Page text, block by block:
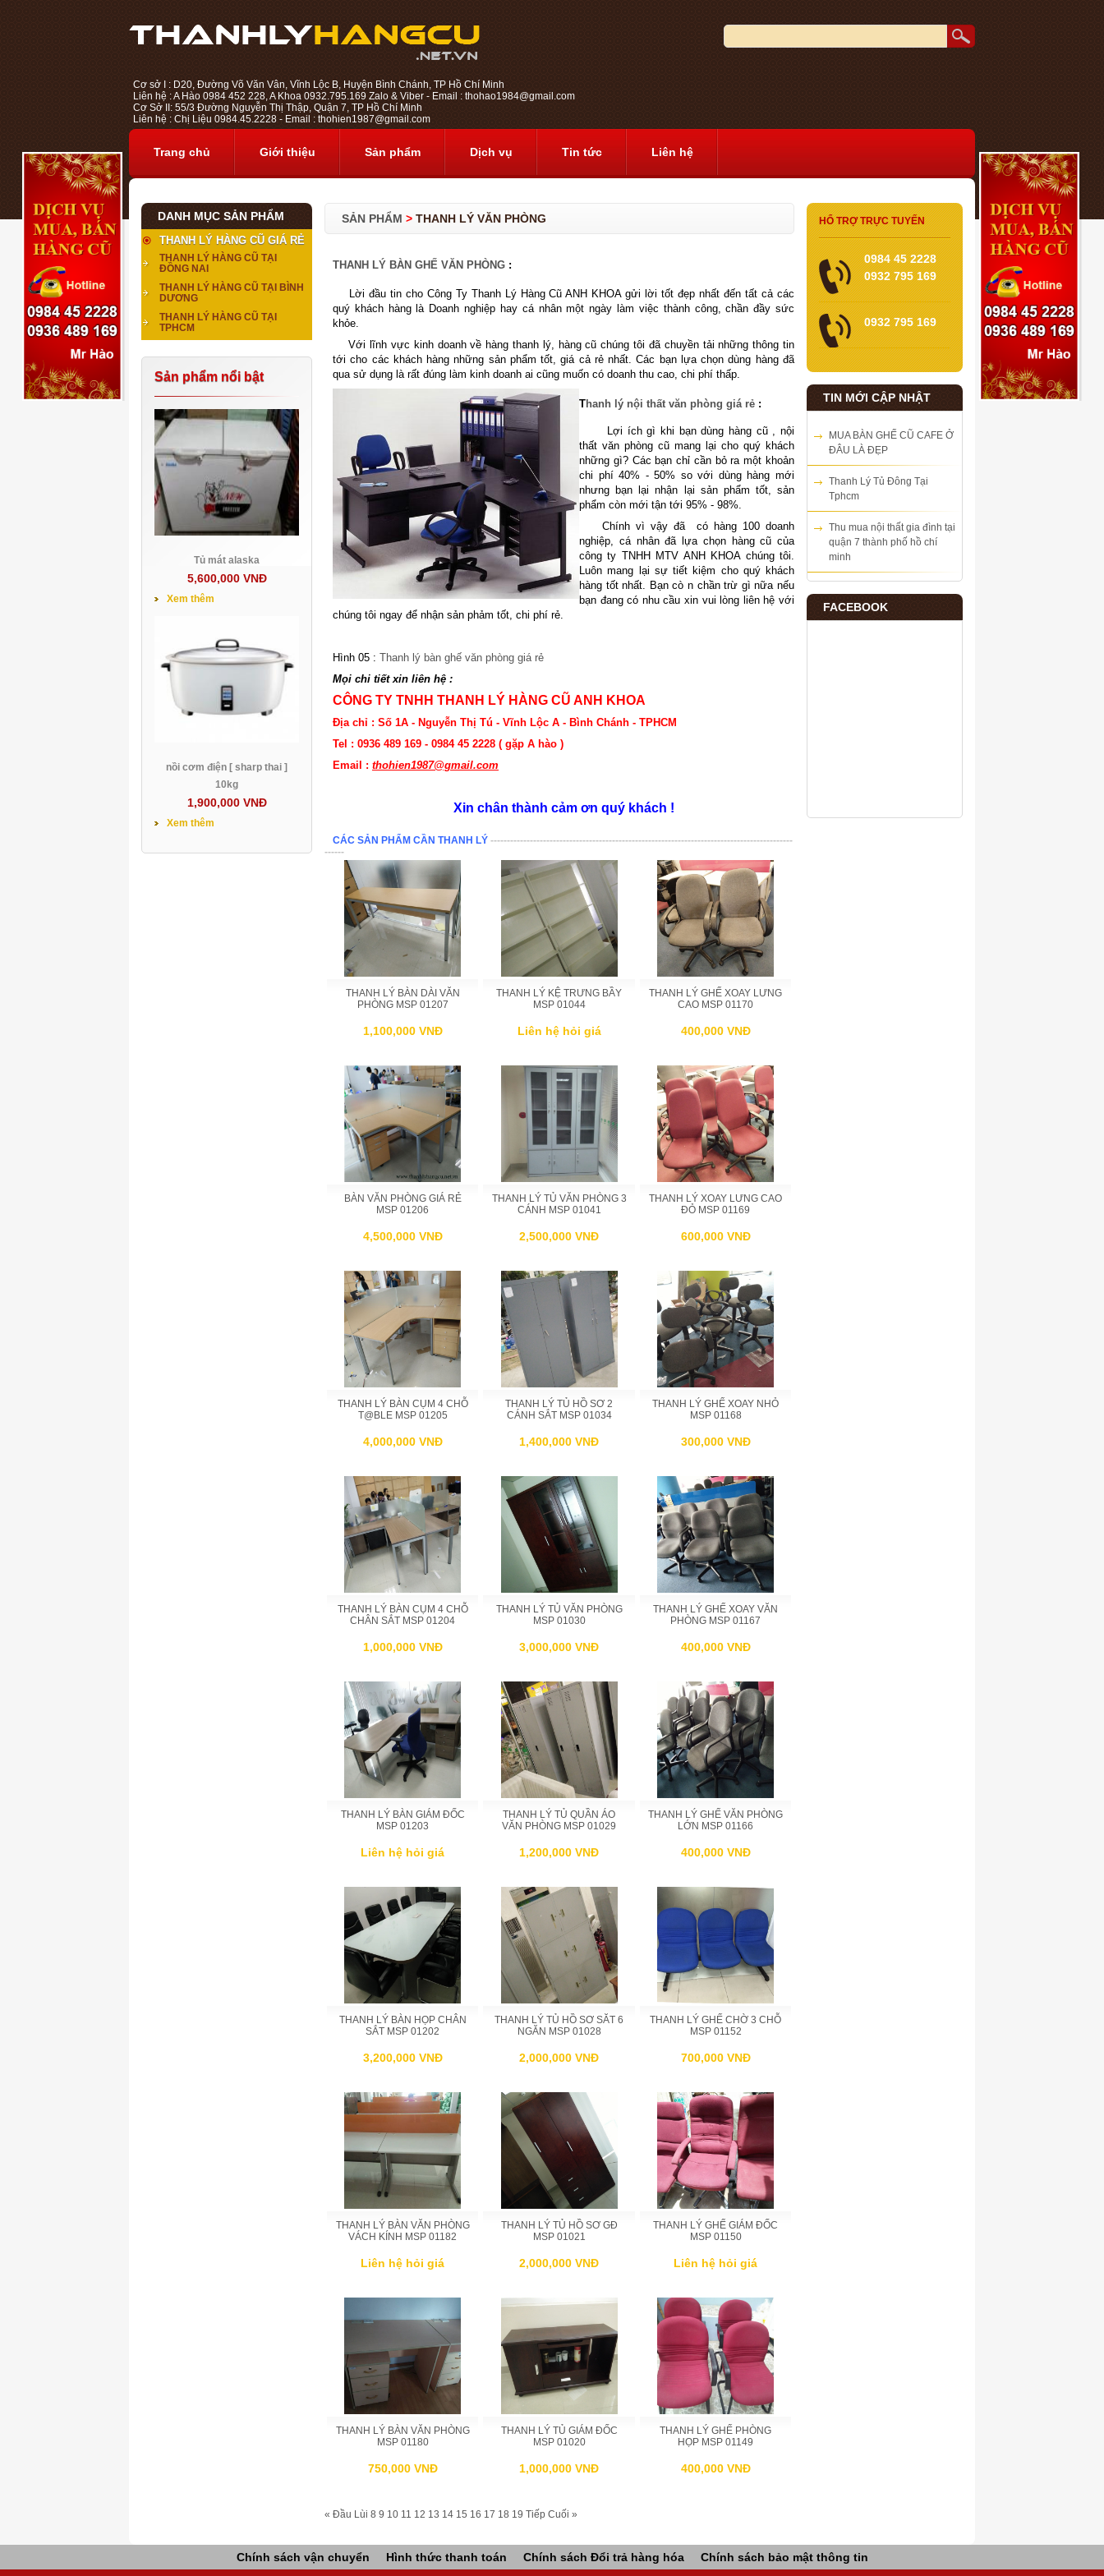
Cơ sở I : D20, Đường Võ Văn Vân, Vĩnh Lộc B, Huyện Bình Chánh, TP Hồ Chí Minh
Liên hệ : A Hào 0984 452 228, A Khoa 0932.795.169 Zalo & Viber - Email : thohao1984@gmail.com
Cơ Sở II: 55/3 Đường Nguyễn Thị Thập, Quận 7, TP Hồ Chí Minh
Liên hệ : Chị Liệu 0984.45.2228 - Email : thohien1987@gmail.com
Trang chủ Giới thiệu Sản phẩm Dịch vụ Tin tức Liên hệ
DANH MỤC SẢN PHẨM
THANH LÝ HÀNG CŨ GIÁ RẺ
THANH LÝ HÀNG CŨ TẠI
ĐỒNG NAI
THANH LÝ HÀNG CŨ TẠI BÌNH
DƯƠNG
THANH LÝ HÀNG CŨ TẠI
TPHCM
Sản phẩm nổi bật
Tủ mát alaska
5,600,000 VNĐ
Xem thêm
nồi cơm điện [ sharp thai ]
10kg
1,900,000 VNĐ
Xem thêm
SẢN PHẨM > THANH LÝ VĂN PHÒNG
THANH LÝ BÀN GHẾ VĂN PHÒNG :
Lời đầu tin cho Công Ty Thanh Lý Hàng Cũ ANH KHOA gửi lời tốt đẹp nhất đến tất cả các
quý khách hàng là Doanh nghiệp hay cá nhân một ngày làm việc thành công, chần đầy sức
khỏe.
Với lĩnh vực kinh doanh về hàng thanh lý, hàng cũ chúng tôi đã chuyền tải những thông tin
tới cho các khách hàng những sản phẩm tốt, giá cả rẻ nhất. Các bạn lựa chọn dùng hàng đã
qua sử dụng là rất đúng làm kinh doanh ai cũng muốn có doanh thu cao, chi phí thấp.
Thanh lý nội thất văn phòng giá rẻ :
Lợi ích gì khi bạn dùng hàng cũ , nội
thất văn phòng cũ mang lại cho quý khách
những gì? Các bạn chỉ cần bỏ ra một khoản
chi phí 40% - 50% so với dùng hàng mới
nhưng bạn lại nhận lại sản phẩm tốt, sản
phẩm còn mới tận tới 95% - 98%.
Chính vì vậy đã có hàng 100 doanh
nghiệp, cá nhân đã lựa chọn hàng cũ của
công ty TNHH MTV ANH KHOA chúng tôi.
Luôn mang lại sự tiết kiệm cho quý khách
hàng tốt nhất. Bạn cò n chần trừ gì nữa nếu
bạn đang có nhu cầu xin vui lòng liên hệ với
chúng tôi ngay để nhận sản phảm tốt, chi phí rẻ.
Hình 05 : Thanh lý bàn ghế văn phòng giá rẻ
Mọi chi tiết xin liên hệ :
CÔNG TY TNHH THANH LÝ HÀNG CŨ ANH KHOA
Địa chỉ : Số 1A - Nguyễn Thị Tú - Vĩnh Lộc A - Bình Chánh - TPHCM
Tel : 0936 489 169 - 0984 45 2228 ( gặp A hào )
Email : thohien1987@gmail.com
Xin chân thành cảm ơn quý khách !
CÁC SẢN PHẨM CẦN THANH LÝ --------------------------------------------------------------------------------------------
------
THANH LÝ BÀN DÀI VĂN
PHÒNG MSP 01207
1,100,000 VNĐ
THANH LÝ KỆ TRƯNG BẦY
MSP 01044
Liên hệ hỏi giá
THANH LÝ GHẾ XOAY LƯNG
CAO MSP 01170
400,000 VNĐ
BÀN VĂN PHÒNG GIÁ RẺ
MSP 01206
4,500,000 VNĐ
THANH LÝ TỦ VĂN PHÒNG 3
CÁNH MSP 01041
2,500,000 VNĐ
THANH LÝ XOAY LƯNG CAO
ĐỎ MSP 01169
600,000 VNĐ
THANH LÝ BÀN CỤM 4 CHỖ
T@BLE MSP 01205
4,000,000 VNĐ
THANH LÝ TỦ HỒ SƠ 2
CÁNH SẮT MSP 01034
1,400,000 VNĐ
THANH LÝ GHẾ XOAY NHỎ
MSP 01168
300,000 VNĐ
THANH LÝ BÀN CỤM 4 CHỖ
CHÂN SẮT MSP 01204
1,000,000 VNĐ
THANH LÝ TỦ VĂN PHÒNG
MSP 01030
3,000,000 VNĐ
THANH LÝ GHẾ XOAY VĂN
PHÒNG MSP 01167
400,000 VNĐ
THANH LÝ BÀN GIÁM ĐỐC
MSP 01203
Liên hệ hỏi giá
THANH LÝ TỦ QUẦN ÁO
VĂN PHÒNG MSP 01029
1,200,000 VNĐ
THANH LÝ GHẾ VĂN PHÒNG
LỚN MSP 01166
400,000 VNĐ
THANH LÝ BÀN HỌP CHÂN
SẮT MSP 01202
3,200,000 VNĐ
THANH LÝ TỦ HỒ SƠ SĂT 6
NGĂN MSP 01028
2,000,000 VNĐ
THANH LÝ GHẾ CHỜ 3 CHỖ
MSP 01152
700,000 VNĐ
THANH LÝ BÀN VĂN PHÒNG
VÁCH KÍNH MSP 01182
Liên hệ hỏi giá
THANH LÝ TỦ HỒ SƠ GĐ
MSP 01021
2,000,000 VNĐ
THANH LÝ GHẾ GIÁM ĐỐC
MSP 01150
Liên hệ hỏi giá
THANH LÝ BÀN VĂN PHÒNG
MSP 01180
750,000 VNĐ
THANH LÝ TỦ GIÁM ĐỐC
MSP 01020
1,000,000 VNĐ
THANH LÝ GHẾ PHÒNG
HỌP MSP 01149
400,000 VNĐ
« Đầu Lùi 8 9 10 11 12 13 14 15 16 17 18 19 Tiếp Cuối »
HỔ TRỢ TRỰC TUYẾN
0984 45 2228
0932 795 169
0932 795 169
TIN MỚI CẬP NHẬT
MUA BÀN GHẾ CŨ CAFE Ở
ĐÂU LÀ ĐẸP
Thanh Lý Tủ Đông Tại
Tphcm
Thu mua nội thất gia đình tại
quận 7 thành phố hồ chí
minh
FACEBOOK
Chính sách vận chuyển Hình thức thanh toán Chính sách Đổi trả hàng hóa Chính sách bảo mật thông tin